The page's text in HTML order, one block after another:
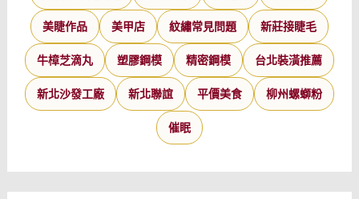
美睫作品 美甲店 紋繡常見問題 新莊接睫毛
牛樟芝滴丸 塑膠鋼模 精密鋼模 台北裝潢推薦
新北沙發工廠 新北聯誼 平價美食 柳州螺螄粉
催眠